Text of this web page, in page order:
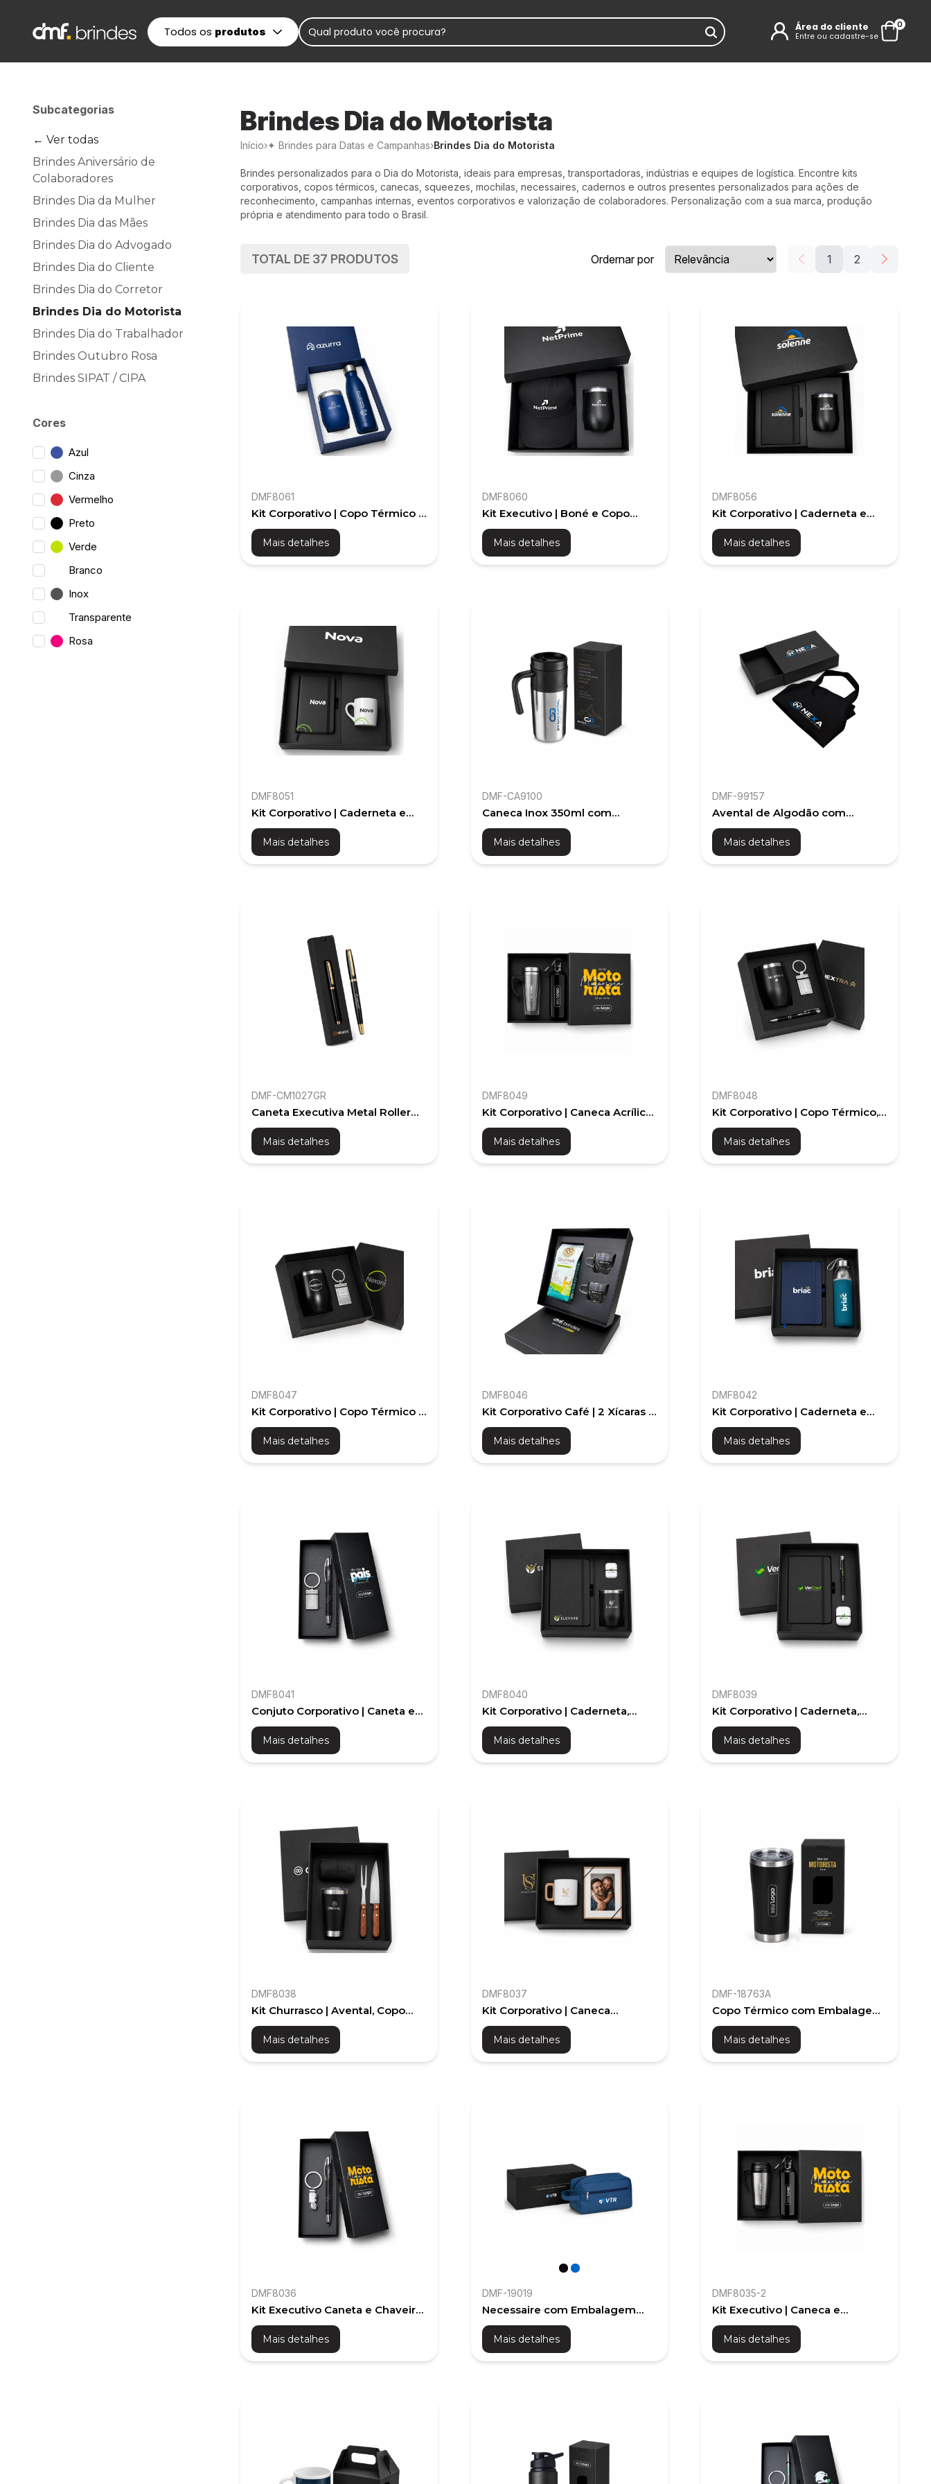
Todos os produtos Área do cliente
Entre ou cadastre-se
0
Subcategorias
← Ver todas
Brindes Aniversário de
Colaboradores
Brindes Dia da Mulher
Brindes Dia das Mães
Brindes Dia do Advogado
Brindes Dia do Cliente
Brindes Dia do Corretor
Brindes Dia do Motorista
Brindes Dia do Trabalhador
Brindes Outubro Rosa
Brindes SIPAT / CIPA
Cores
Azul
Cinza
Vermelho
Preto
Verde
Branco
Inox
Transparente
Rosa
Brindes Dia do Motorista
Início›✦ Brindes para Datas e Campanhas›Brindes Dia do Motorista
Brindes personalizados para o Dia do Motorista, ideais para empresas, transportadoras, indústrias e equipes de logística. Encontre kits
corporativos, copos térmicos, canecas, squeezes, mochilas, necessaires, cadernos e outros presentes personalizados para ações de
reconhecimento, campanhas internas, eventos corporativos e valorização de colaboradores. Personalização com a sua marca, produção
própria e atendimento para todo o Brasil.
TOTAL DE 37 PRODUTOS Ordernar por 1 2
DMF8061
Kit Corporativo | Copo Térmico e
Garrafa Inox
Mais detalhes
DMF8060
Kit Executivo | Boné e Copo
Térmico
Mais detalhes
DMF8056
Kit Corporativo | Caderneta e
Copo Térmico
Mais detalhes
DMF8051
Kit Corporativo | Caderneta e
Caneca MiniMug
Mais detalhes
DMF-CA9100
Caneca Inox 350ml com
Embalagem Personalizada
Mais detalhes
DMF-99157
Avental de Algodão com
Embalagem Personalizada
Mais detalhes
DMF-CM1027GR
Caneta Executiva Metal Roller
com Caixa Personalizada
Mais detalhes
DMF8049
Kit Corporativo | Caneca Acrílica
e Squeeze Alumínio
Mais detalhes
DMF8048
Kit Corporativo | Copo Térmico,
Caneta e Chaveiro
Mais detalhes
DMF8047
Kit Corporativo | Copo Térmico e
Chaveiro
Mais detalhes
DMF8046
Kit Corporativo Café | 2 Xícaras e
Café
Mais detalhes
DMF8042
Kit Corporativo | Caderneta e
Squeeze de Vidro
Mais detalhes
DMF8041
Conjuto Corporativo | Caneta e
Chaveiro
Mais detalhes
DMF8040
Kit Corporativo | Caderneta,
Copo Térmico e Fone Bluetooth
Mais detalhes
DMF8039
Kit Corporativo | Caderneta,
Caneta e Fone Bluetooth
Mais detalhes
DMF8038
Kit Churrasco | Avental, Copo
Térmico e Utensílios
Mais detalhes
DMF8037
Kit Corporativo | Caneca
Térmica e Porta-Retrato
Mais detalhes
DMF-18763A
Copo Térmico com Embalagem
Exclusiva | Dia do Motorista
Mais detalhes
DMF8036
Kit Executivo Caneta e Chaveiro
Caminhão | Kit Dia do Motorista
Mais detalhes
DMF-19019
Necessaire com Embalagem
Exclusiva | Presente Corporativo
Mais detalhes
DMF8035-2
Kit Executivo | Caneca e
Squeeze | Dia do Motorista
Mais detalhes